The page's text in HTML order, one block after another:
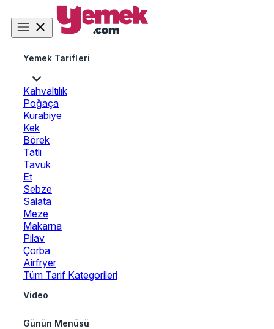
Yemek Tarifleri
Kahvaltılık
Poğaça
Kurabiye
Kek
Börek
Tatlı
Tavuk
Et
Sebze
Salata
Meze
Makarna
Pilav
Çorba
Airfryer
Tüm Tarif Kategorileri
Video
Günün Menüsü